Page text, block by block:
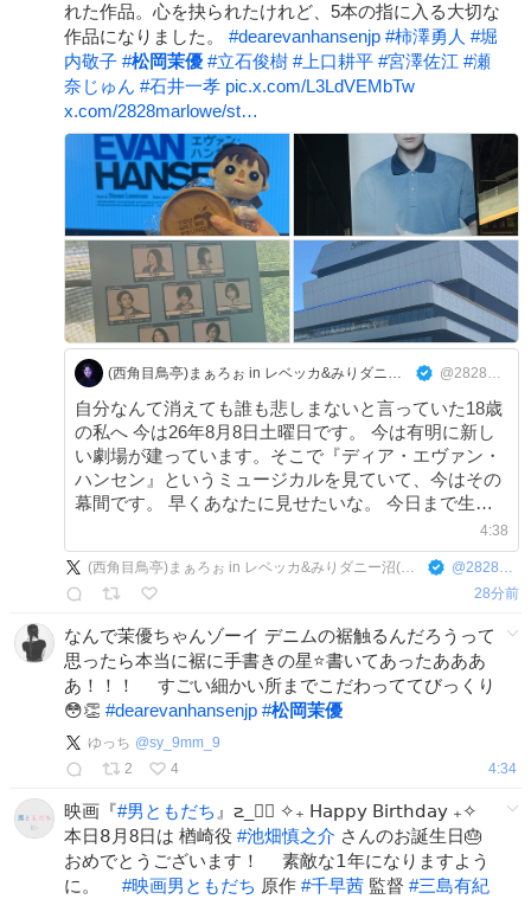
れた作品。心を抉られたけれど、5本の指に入る大切な
作品になりました。 #dearevanhansenjp #柿澤勇人 #堀
内敬子 #松岡茉優 #立石俊樹 #上口耕平 #宮澤佐江 #瀬
奈じゅん #石井一孝 pic.x.com/L3LdVEMbTw
x.com/2828marlowe/st…
(西角目鳥亭)まぁろぉ in レベッカ&みりダニー沼(次回:8/7帝コン初日、8/8DEH) @2828marlowe
自分なんて消えても誰も悲しまないと言っていた18歳
の私へ 今は26年8月8日土曜日です。 今は有明に新し
い劇場が建っています。そこで『ディア・エヴァン・
ハンセン』というミュージカルを見ていて、今はその
幕間です。 早くあなたに見せたいな。 今日まで生き
4:38
(西角目鳥亭)まぁろぉ in レベッカ&みりダニー沼(次回:8/7帝コン初日、8/8DEH) @2828marlowe
28分前
なんで茉優ちゃんゾーイ デニムの裾触るんだろうって
思ったら本当に裾に手書きの星⭐️書いてあったあああ
あ！！！ すごい細かい所までこだわっててびっくり
😳👏 #dearevanhansenjp #松岡茉優
ゆっち @sy_9mm_9
2
4 4:34
映画『#男ともだち 』౽_✍🏻 ✧₊ 𝖧𝖺𝗉𝗉𝗒 𝖡𝗂𝗋𝗍𝗁𝖽𝖺𝗒 ₊✧ ⠀
本日𝟪月8日は 楢崎役 #池畑慎之介 さんのお誕生日🎂
おめでとうございます！ ⠀ 素敵な𝟣年になりますよう
に。 ⠀ #映画男ともだち 原作 #千早茜 監督 #三島有紀